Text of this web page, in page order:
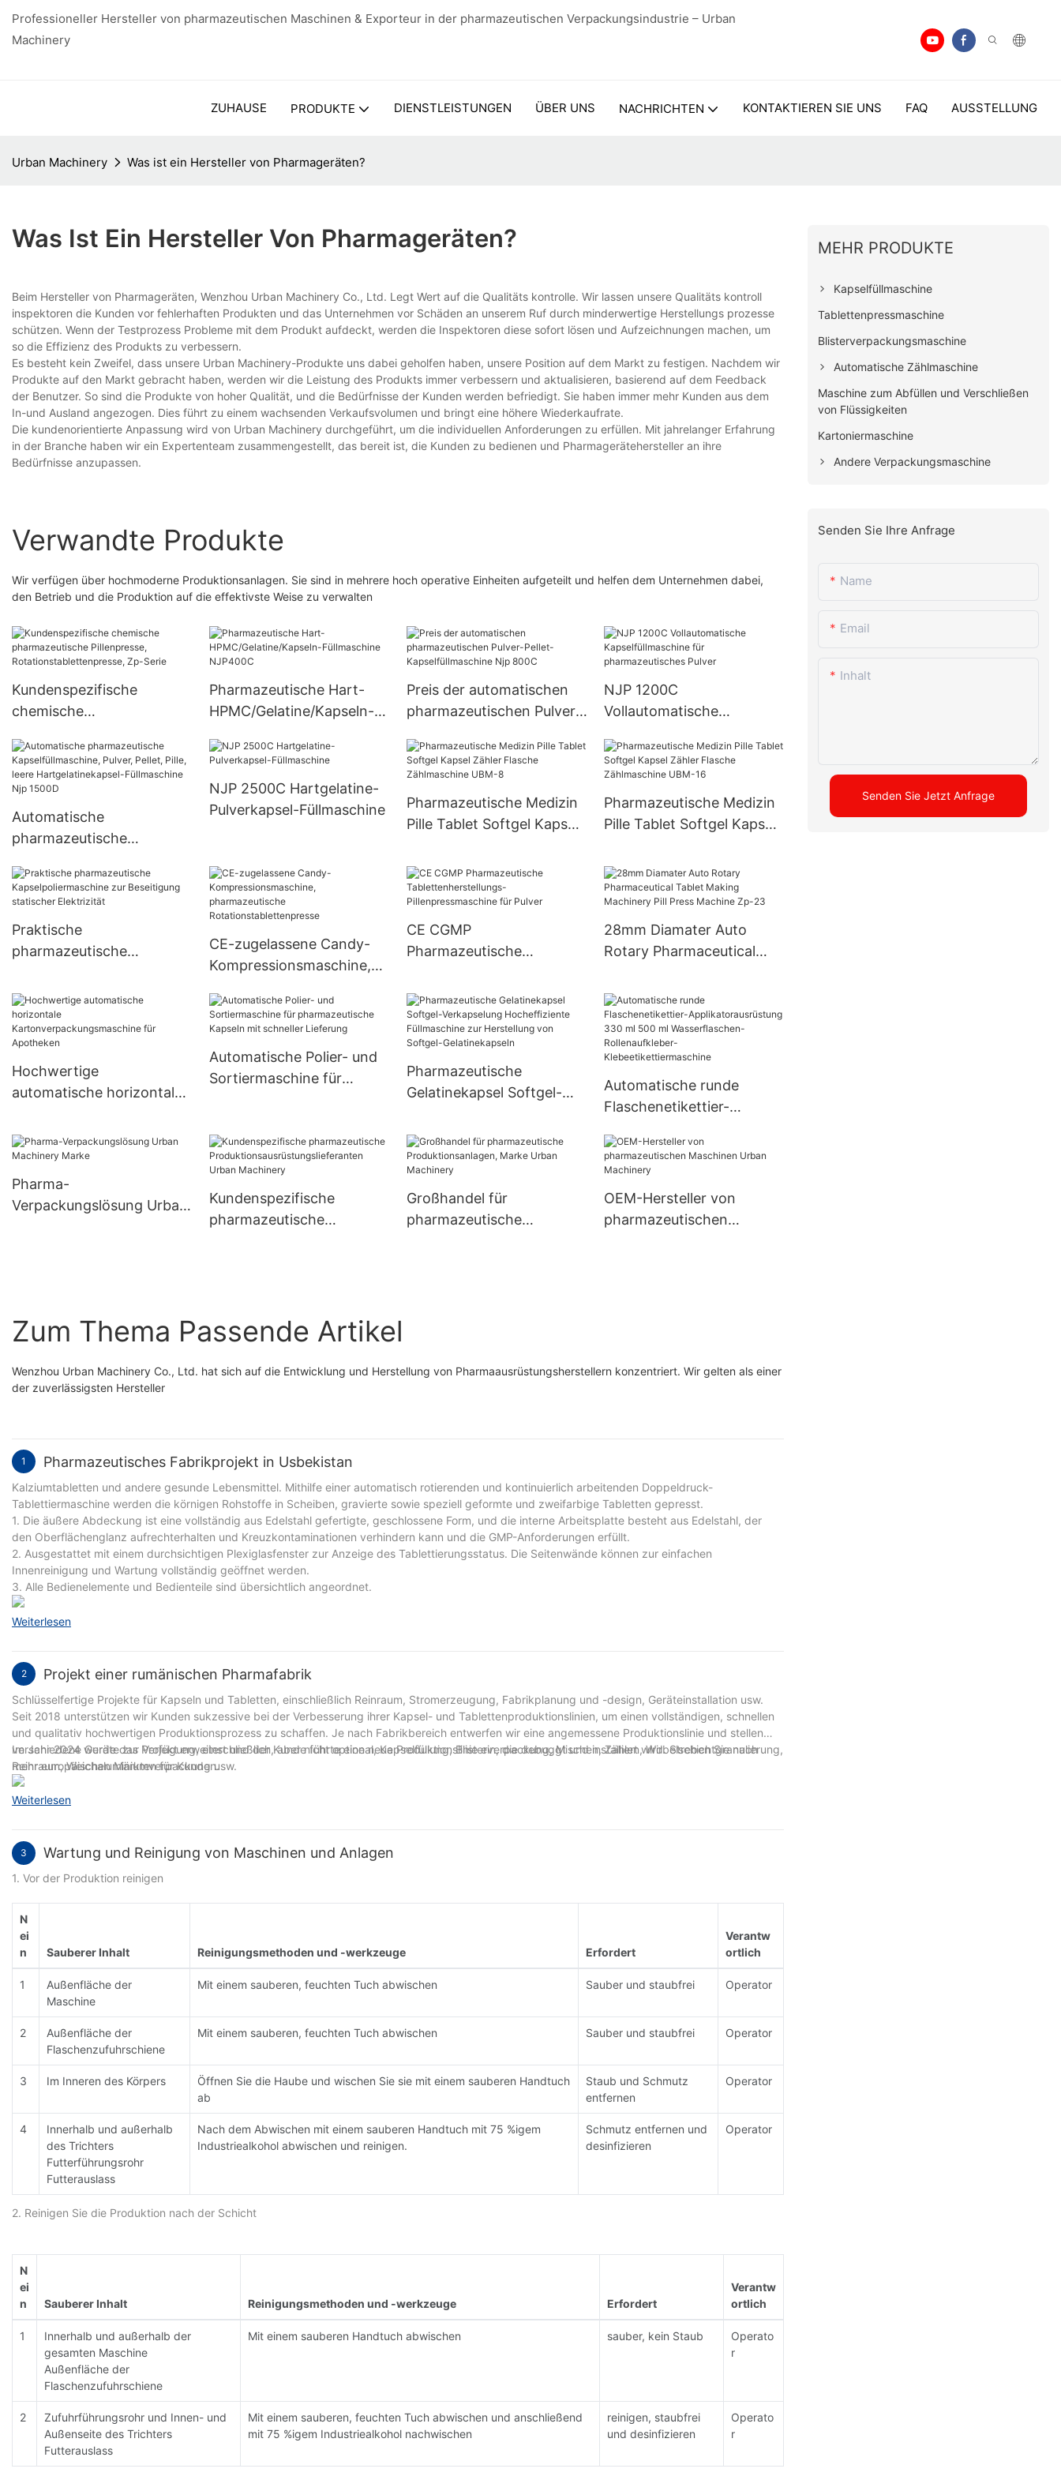
Professioneller Hersteller von pharmazeutischen Maschinen & Exporteur in der pharmazeutischen Verpackungsindustrie – Urban
Machinery
ZUHAUSE PRODUKTE DIENSTLEISTUNGEN ÜBER UNS NACHRICHTEN KONTAKTIEREN SIE UNS FAQ AUSSTELLUNG
Urban Machinery Was ist ein Hersteller von Pharmageräten?
Was Ist Ein Hersteller Von Pharmageräten?
Beim Hersteller von Pharmageräten, Wenzhou Urban Machinery Co., Ltd. Legt Wert auf die Qualitäts kontrolle. Wir lassen unsere Qualitäts kontroll
inspektoren die Kunden vor fehlerhaften Produkten und das Unternehmen vor Schäden an unserem Ruf durch minderwertige Herstellungs prozesse
schützen. Wenn der Testprozess Probleme mit dem Produkt aufdeckt, werden die Inspektoren diese sofort lösen und Aufzeichnungen machen, um
so die Effizienz des Produkts zu verbessern.
Es besteht kein Zweifel, dass unsere Urban Machinery-Produkte uns dabei geholfen haben, unsere Position auf dem Markt zu festigen. Nachdem wir
Produkte auf den Markt gebracht haben, werden wir die Leistung des Produkts immer verbessern und aktualisieren, basierend auf dem Feedback
der Benutzer. So sind die Produkte von hoher Qualität, und die Bedürfnisse der Kunden werden befriedigt. Sie haben immer mehr Kunden aus dem
In-und Ausland angezogen. Dies führt zu einem wachsenden Verkaufsvolumen und bringt eine höhere Wiederkaufrate.
Die kundenorientierte Anpassung wird von Urban Machinery durchgeführt, um die individuellen Anforderungen zu erfüllen. Mit jahrelanger Erfahrung
in der Branche haben wir ein Expertenteam zusammengestellt, das bereit ist, die Kunden zu bedienen und Pharmagerätehersteller an ihre
Bedürfnisse anzupassen.
Verwandte Produkte
Wir verfügen über hochmoderne Produktionsanlagen. Sie sind in mehrere hoch operative Einheiten aufgeteilt und helfen dem Unternehmen dabei,
den Betrieb und die Produktion auf die effektivste Weise zu verwalten
Kundenspezifische
chemische
Pillenpresse,
Rotationstablettenpresse,
Zp-Serie
Pharmazeutische Hart-
HPMC/Gelatine/Kapseln-
Preis der automatischen
pharmazeutischen Pulver-
Njp 800C
NJP 1200C
Vollautomatische
pharmazeutisches Pulver
Automatische
pharmazeutische
Pellet, Pille, leere
Hartgelatinekapsel-
Füllmaschine Njp 1500D
NJP 2500C Hartgelatine-
Pulverkapsel-Füllmaschine
Pharmazeutische Medizin
Pille Tablet Softgel Kapsel
Zählmaschine UBM-8
Pharmazeutische Medizin
Pille Tablet Softgel Kapsel
Zählmaschine UBM-16
Praktische
pharmazeutische
Beseitigung statischer
Elektrizität
CE-zugelassene Candy-
Kompressionsmaschine,
Rotationstablettenpresse
CE CGMP
Pharmazeutische
Pillenpressmaschine für
Pulver
28mm Diamater Auto
Rotary Pharmaceutical
Pill Press Machine Zp-23
Hochwertige
automatische horizontale
ne für Apotheken
Automatische Polier- und
Sortiermaschine für
Pharmazeutische
Gelatinekapsel Softgel-
Hocheffiziente
Füllmaschine zur
Herstellung von Softgel-
Gelatinekapseln
Automatische runde
Flaschenetikettier-
ml 500 ml
Wasserflaschen-
Rollenaufkleber-
Klebeetikettiermaschine
Pharma-
Verpackungslösung Urban
Kundenspezifische
pharmazeutische
Großhandel für
pharmazeutische
OEM-Hersteller von
pharmazeutischen
Zum Thema Passende Artikel
Wenzhou Urban Machinery Co., Ltd. hat sich auf die Entwicklung und Herstellung von Pharmaausrüstungsherstellern konzentriert. Wir gelten als einer
der zuverlässigsten Hersteller
1 Pharmazeutisches Fabrikprojekt in Usbekistan
Kalziumtabletten und andere gesunde Lebensmittel. Mithilfe einer automatisch rotierenden und kontinuierlich arbeitenden Doppeldruck-
Tablettiermaschine werden die körnigen Rohstoffe in Scheiben, gravierte sowie speziell geformte und zweifarbige Tabletten gepresst.
1. Die äußere Abdeckung ist eine vollständig aus Edelstahl gefertigte, geschlossene Form, und die interne Arbeitsplatte besteht aus Edelstahl, der
den Oberflächenglanz aufrechterhalten und Kreuzkontaminationen verhindern kann und die GMP-Anforderungen erfüllt.
2. Ausgestattet mit einem durchsichtigen Plexiglasfenster zur Anzeige des Tablettierungsstatus. Die Seitenwände können zur einfachen
Innenreinigung und Wartung vollständig geöffnet werden.
3. Alle Bedienelemente und Bedienteile sind übersichtlich angeordnet.
Weiterlesen
2 Projekt einer rumänischen Pharmafabrik
Schlüsselfertige Projekte für Kapseln und Tabletten, einschließlich Reinraum, Stromerzeugung, Fabrikplanung und -design, Geräteinstallation usw.
Seit 2018 unterstützen wir Kunden sukzessive bei der Verbesserung ihrer Kapsel- und Tablettenproduktionslinien, um einen vollständigen, schnellen
und qualitativ hochwertigen Produktionsprozess zu schaffen. Je nach Fabrikbereich entwerfen wir eine angemessene Produktionslinie und stellen
verschiedene Geräte zur Verfügung, einschließlich, aber nicht optional, Kapselfüllung, Blisterverpackung, Mischen, Zählen, Wirbelschichtgranulierung,
Reinraum, Weichaluminiumverpackung usw.
Im Jahr 2024 wurde das Projekt erweitert und der Kunde führte eine neue Produktionslinie ein, die debuggt und installiert wird. Streben Sie nach
mehr europäischen Märkten für Kunden.
Weiterlesen
3 Wartung und Reinigung von Maschinen und Anlagen
1. Vor der Produktion reinigen
N
ei
n
Sauberer Inhalt Reinigungsmethoden und -werkzeuge Erfordert
Verantw
ortlich
1
Außenfläche der
Maschine
Mit einem sauberen, feuchten Tuch abwischen Sauber und staubfrei Operator
2
Außenfläche der
Flaschenzufuhrschiene
Mit einem sauberen, feuchten Tuch abwischen Sauber und staubfrei Operator
3 Im Inneren des Körpers
Öffnen Sie die Haube und wischen Sie sie mit einem sauberen Handtuch
ab
Staub und Schmutz
entfernen
Operator
4
Innerhalb und außerhalb
des Trichters
Futterführungsrohr
Futterauslass
Nach dem Abwischen mit einem sauberen Handtuch mit 75 %igem
Industriealkohol abwischen und reinigen.
Schmutz entfernen und
desinfizieren
Operator
2. Reinigen Sie die Produktion nach der Schicht
N
ei
n
Sauberer Inhalt Reinigungsmethoden und -werkzeuge Erfordert
Verantw
ortlich
1
Innerhalb und außerhalb der
gesamten Maschine
Außenfläche der
Flaschenzufuhrschiene
Mit einem sauberen Handtuch abwischen sauber, kein Staub
Operato
r
2
Zufuhrführungsrohr und Innen- und
Außenseite des Trichters
Futterauslass
Mit einem sauberen, feuchten Tuch abwischen und anschließend
mit 75 %igem Industriealkohol nachwischen
reinigen, staubfrei
und desinfizieren
Operato
r
MEHR PRODUKTE
Kapselfüllmaschine
Tablettenpressmaschine
Blisterverpackungsmaschine
Automatische Zählmaschine
Maschine zum Abfüllen und Verschließen
von Flüssigkeiten
Kartoniermaschine
Andere Verpackungsmaschine
Senden Sie Ihre Anfrage
Name
Email
Inhalt
Senden Sie Jetzt Anfrage